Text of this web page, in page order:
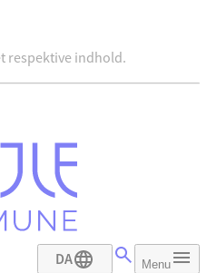
respektive indhold.
DA Menu